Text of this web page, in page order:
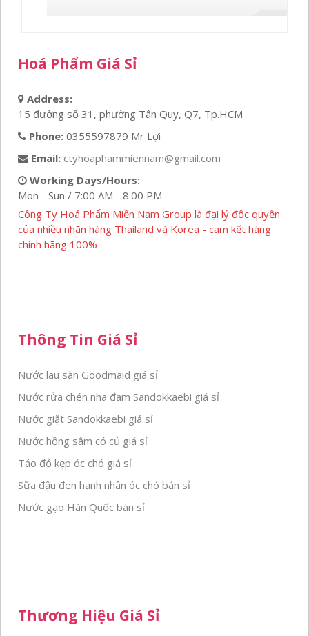
Hoá Phẩm Giá Sỉ
Address:
15 đường số 31, phường Tân Quy, Q7, Tp.HCM
Phone: 0355597879 Mr Lợi
Email: ctyhoaphammiennam@gmail.com
Working Days/Hours:
Mon - Sun / 7:00 AM - 8:00 PM
Công Ty Hoá Phẩm Miền Nam Group là đại lý độc quyền
của nhiều nhãn hàng Thailand và Korea - cam kết hàng
chính hãng 100%
Thông Tin Giá Sỉ
Nước lau sàn Goodmaid giá sỉ
Nước rửa chén nha đam Sandokkaebi giá sỉ
Nước giặt Sandokkaebi giá sỉ
Nước hồng sâm có củ giá sỉ
Táo đỏ kẹp óc chó giá sỉ
Sữa đậu đen hạnh nhân óc chó bán sỉ
Nước gạo Hàn Quốc bán sỉ
Thương Hiệu Giá Sỉ